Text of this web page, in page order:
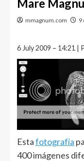
Mare
mmagnum.com 9
6 July 2009 – 14:21 |
Estafotografía
400 imágenes